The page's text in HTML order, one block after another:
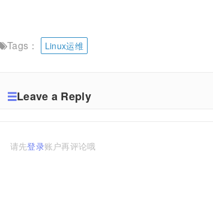
Tags： Linux运维
Leave a Reply
请先登录账户再评论哦